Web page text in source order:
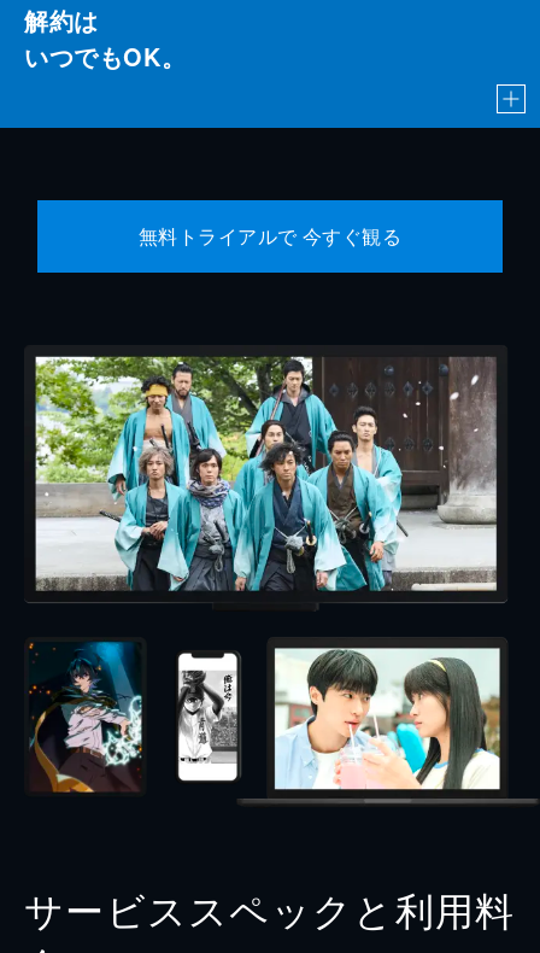
解約は
いつでもOK。
無料トライアルで 今すぐ観る
サービススペックと利用料